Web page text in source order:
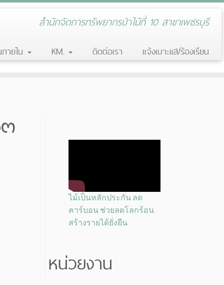
สำนักจัดการทรัพยากรป่าไม้ที่ 10 สาขาเพชรบุรี
ายใน KM. ติดต่อเรา แจ้งเบาะแส/ร้องเรียน
ไม้เป็นหลักประกัน ลด
คาร์บอน ช่วยลดโลกร้อน
สร้างรายได้ยั่งยืน
หน่วยงาน